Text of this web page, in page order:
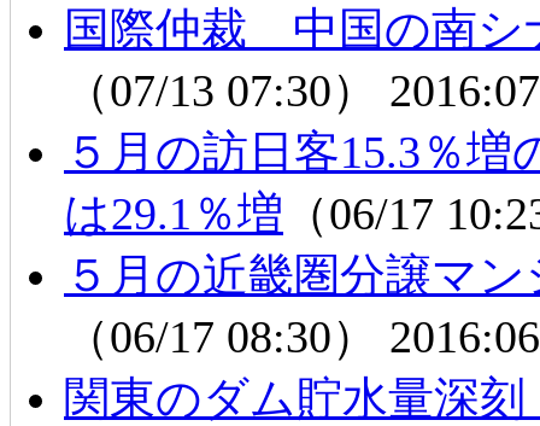
国際仲裁 中国の南シ
（07/13 07:30）
５月の訪日客15.3％
は29.1％増 （06/17
５月の近畿圏分譲マ
（06/17 08:30）
関東のダム貯水量深